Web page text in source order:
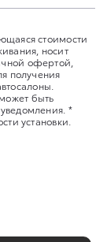
стоимости
носит
офертой,
получения
быть
*
установки.